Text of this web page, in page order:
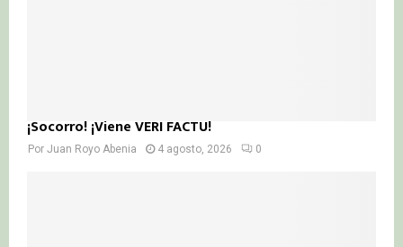
¡Socorro! ¡Viene VERI FACTU!
Por Juan Royo Abenia 4 agosto, 2026 0